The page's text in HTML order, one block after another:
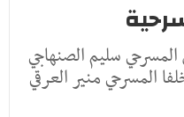
المسرحي سليم الصنهاجي
المسرحي منير العرقي